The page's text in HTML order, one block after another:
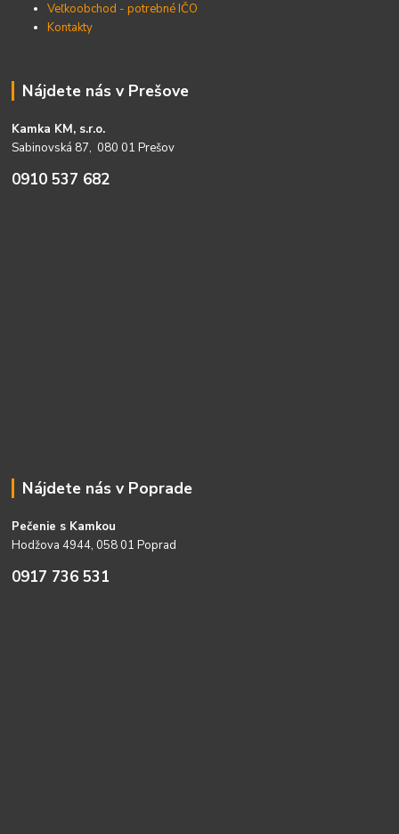
Veľkoobchod - potrebné IČO
Kontakty
Nájdete nás v Prešove
Kamka KM, s.r.o.
Sabinovská 87, 080 01 Prešov
0910 537 682
Nájdete nás v Poprade
Pečenie s Kamkou
Hodžova 4944, 058 01 Poprad
0917 736 531